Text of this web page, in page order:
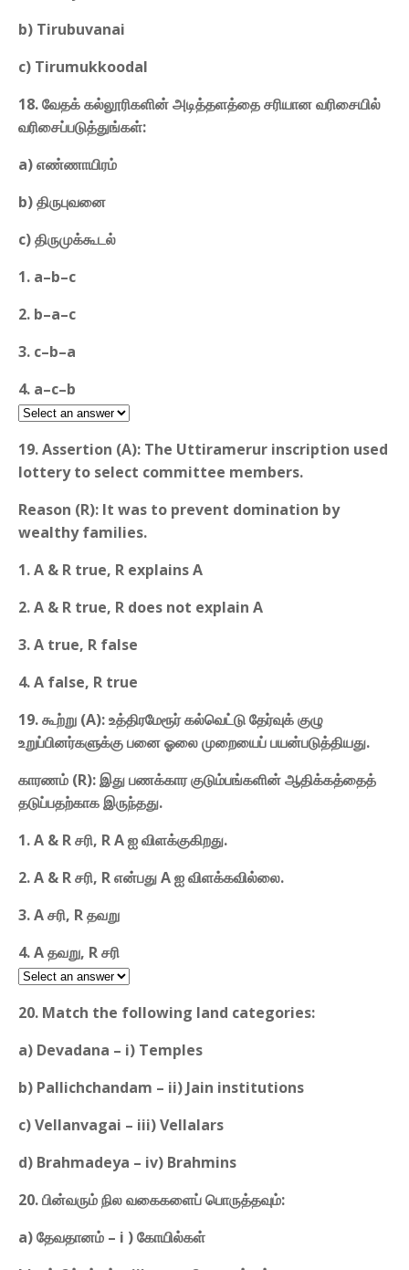
b) Tirubuvanai
c) Tirumukkoodal
18. வேதக் கல்லூரிகளின் அடித்தளத்தை சரியான வரிசையில்
வரிசைப்படுத்துங்கள்:
a) எண்ணாயிரம்
b) திருபுவனை
c) திருமுக்கூடல்
1. a–b–c
2. b–a–c
3. c–b–a
4. a–c–b
19. Assertion (A): The Uttiramerur inscription used
lottery to select committee members.
Reason (R): It was to prevent domination by
wealthy families.
1. A & R true, R explains A
2. A & R true, R does not explain A
3. A true, R false
4. A false, R true
19. கூற்று (A): உத்திரமேரூர் கல்வெட்டு தேர்வுக் குழு
உறுப்பினர்களுக்கு பனை ஓலை முறையைப் பயன்படுத்தியது.
காரணம் (R): இது பணக்கார குடும்பங்களின் ஆதிக்கத்தைத்
தடுப்பதற்காக இருந்தது.
1. A & R சரி, R A ஐ விளக்குகிறது.
2. A & R சரி, R என்பது A ஐ விளக்கவில்லை.
3. A சரி, R தவறு
4. A தவறு, R சரி
20. Match the following land categories:
a) Devadana – i) Temples
b) Pallichchandam – ii) Jain institutions
c) Vellanvagai – iii) Vellalars
d) Brahmadeya – iv) Brahmins
20. பின்வரும் நில வகைகளைப் பொருத்தவும்:
a) தேவதானம் – i ) கோயில்கள்